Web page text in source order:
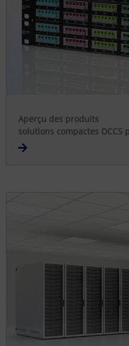
Aperçu des produits
solutions compactes DCCS